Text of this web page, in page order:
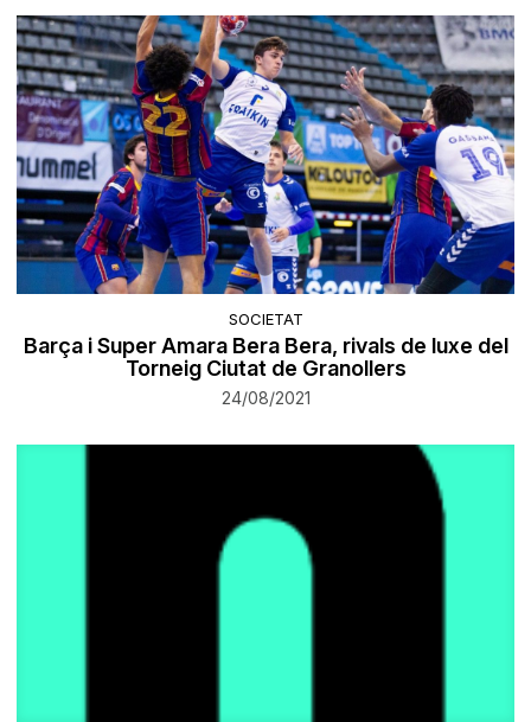
SOCIETAT
Barça i Super Amara Bera Bera, rivals de luxe del
Torneig Ciutat de Granollers
24/08/2021